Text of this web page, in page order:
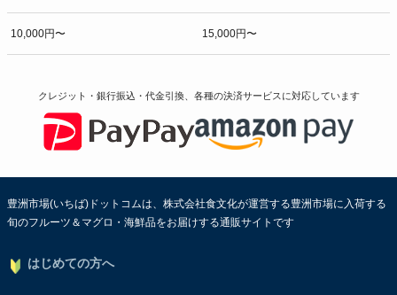
10,000円〜 15,000円〜
クレジット・銀行振込・代金引換、各種の決済サービスに対応しています
豊洲市場(いちば)ドットコムは、株式会社食文化が運営する豊洲市場に入荷する
旬のフルーツ＆マグロ・海鮮品をお届けする通販サイトです
はじめての方へ